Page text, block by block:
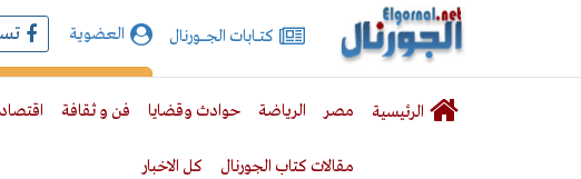
الجورنال
نت
كتـــابات الجـــــورنال العضوية
الرئيسية مصر الرياضة حوادث وقضايا فن و ثقافة اقتصاد
مقالات كتاب الجورنال كل الاخبار